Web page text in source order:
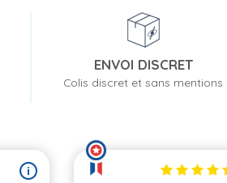
ENVOI DISCRET
Colis discret et sans mentions